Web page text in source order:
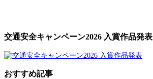
交通安全キャンペーン2026 入賞作品発表
おすすめ記事